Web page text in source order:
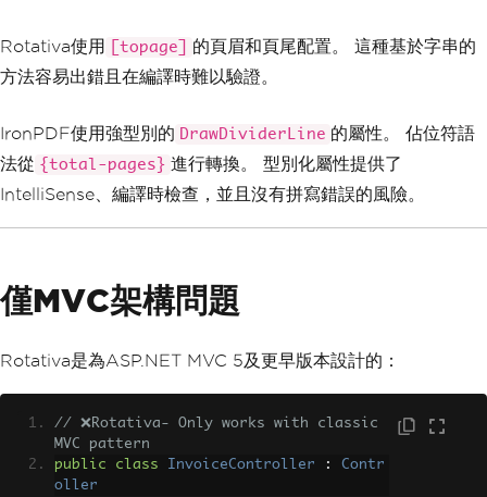
            renderer
. RenderingOptions.
TextFooter
= new TextHeaderFooter
ge} of {total-pages}" ,
DrawDividerLine
=
true
};
var htmlContent =
"<h1>Rep
var pdf = renderer
tmlAsPdf(htmlContent);
Console. WriteLine("PDF wit
}
}
}
Rotativa使用 [topage]
的頁眉和頁尾配置。 這種基於字串的
方法容易出錯且在編譯時難以驗證。
IronPDF使用強型別的 DrawDividerLine 的屬性。 佔位符語
法從 {total-pages} 進行轉換。 型別化屬性提供了
IntelliSense、編譯時檢查，並且沒有拼寫錯誤的風險。
僅MVC架構問題
Rotativa是為ASP.NET MVC 5及更早版本設計的：
// ❌Rotativa- Only works with classic
MVC pattern
public
class InvoiceController :
Contr
oller